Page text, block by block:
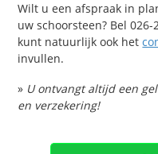
Wilt u een afspraak in
uw schoorsteen? Bel
kunt natuurlijk ook het
invullen.
» U ontvangt altijd een
en verzekering!